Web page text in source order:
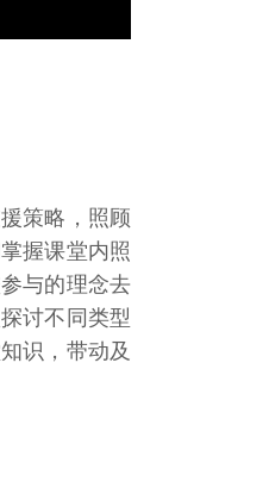
策略，照顾
握课堂内照
与的理念去
讨不同类型
识，带动及